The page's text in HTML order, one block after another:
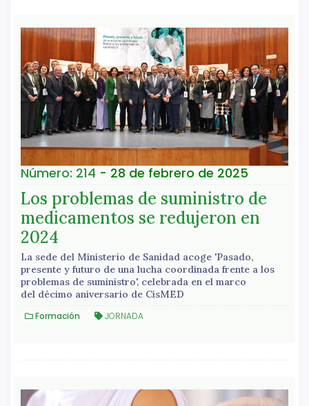
Número: 214 - 28 de febrero de 2025
Los problemas de suministro de
medicamentos se redujeron en
2024
La sede del Ministerio de Sanidad acoge 'Pasado,
presente y futuro de una lucha coordinada frente a los
problemas de suministro', celebrada en el marco
del décimo aniversario de CisMED
Formación JORNADA